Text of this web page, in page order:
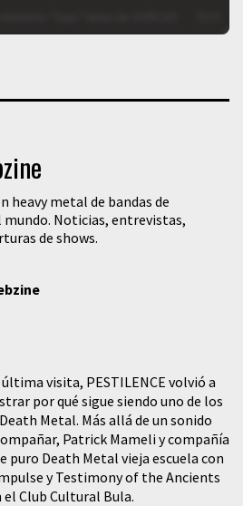
heavy metal de bandas de
Noticias, entrevistas,
de shows.
visita, PESTILENCE volvió a
por qué sigue siendo uno de los
Metal. Más allá de un sonido
Patrick Mameli y compañía
puro Death Metal vieja escuela con
y Testimony of the Ancients
el Club Cultural Bula.